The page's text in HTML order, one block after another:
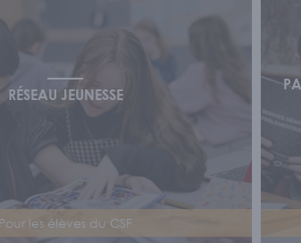
Nos bourses
/ Programme Connecte
RÉSEAU JEUNESSE
Pour les élèves du CSF